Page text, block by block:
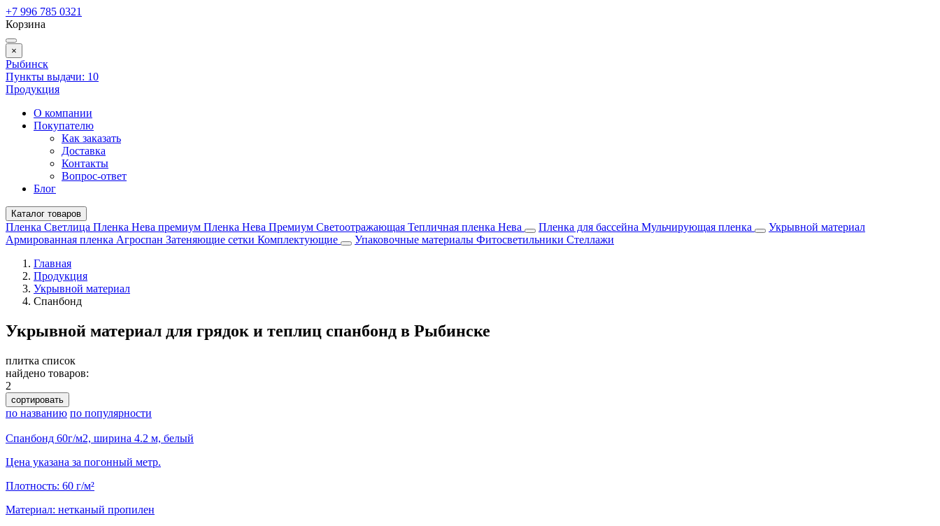
+7 996 785 0321
Корзина
×
Рыбинск
Пункты выдачи: 10
Продукция
О компании
Покупателю
Как заказать
Доставка
Контакты
Вопрос-ответ
Блог
Каталог товаров
Пленка Светлица Пленка Нева премиум Пленка Нева Премиум Светоотражающая Тепличная пленка Нева Пленка для бассейна Мульчирующая пленка
Укрывной материал
Армированная пленка Агроспан Затеняющие сетки Комплектующие Упаковочные материалы Фитосветильники Стеллажи
Главная
Продукция
Укрывной материал
Спанбонд
Укрывной материал для грядок и теплиц спанбонд в Рыбинске
плитка список
найдено товаров:
2
сортировать
по названию по популярности
Спанбонд 60г/м2, ширина 4.2 м, белый
Цена указана за погонный метр.
Плотность: 60 г/м²
Материал: нетканый пропилен